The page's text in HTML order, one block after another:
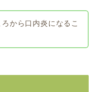
から口内炎になるこ